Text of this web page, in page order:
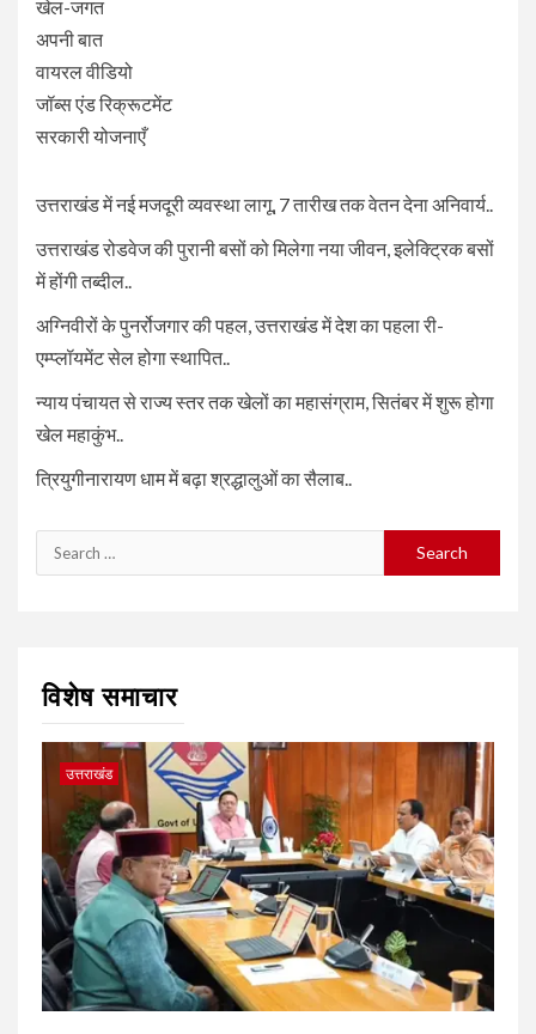
खेल-जगत
अपनी बात
वायरल वीडियो
जॉब्स एंड रिक्रूटमेंट
सरकारी योजनाएँ
उत्तराखंड में नई मजदूरी व्यवस्था लागू, 7 तारीख तक वेतन देना अनिवार्य..
उत्तराखंड रोडवेज की पुरानी बसों को मिलेगा नया जीवन, इलेक्ट्रिक बसों
में होंगी तब्दील..
अग्निवीरों के पुनर्रोजगार की पहल, उत्तराखंड में देश का पहला री-
एम्प्लॉयमेंट सेल होगा स्थापित..
न्याय पंचायत से राज्य स्तर तक खेलों का महासंग्राम, सितंबर में शुरू होगा
खेल महाकुंभ..
त्रियुगीनारायण धाम में बढ़ा श्रद्धालुओं का सैलाब..
Search
for:
विशेष समाचार
उत्तराखंड